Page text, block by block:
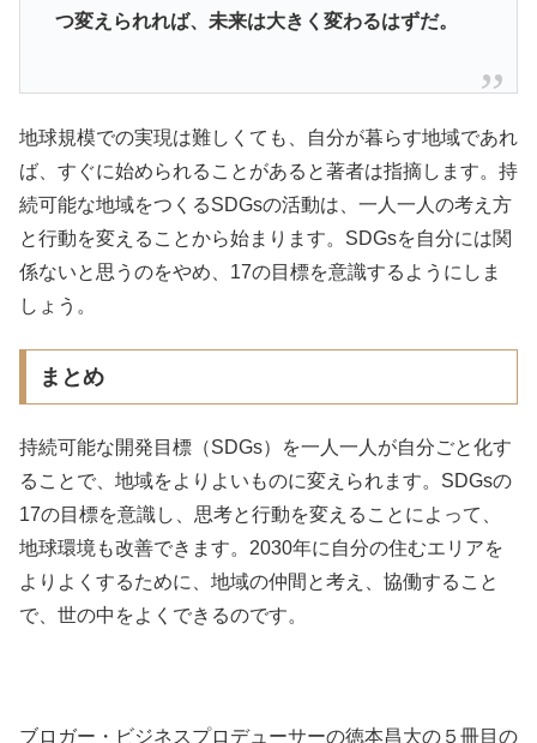
つ変えられれば、未来は大きく変わるはずだ。
地球規模での実現は難しくても、自分が暮らす地域であれ
ば、すぐに始められることがあると著者は指摘します。持
続可能な地域をつくるSDGsの活動は、一人一人の考え方
と行動を変えることから始まります。SDGsを自分には関
係ないと思うのをやめ、17の目標を意識するようにしま
しょう。
まとめ
持続可能な開発目標（SDGs）を一人一人が自分ごと化す
ることで、地域をよりよいものに変えられます。SDGsの
17の目標を意識し、思考と行動を変えることによって、
地球環境も改善できます。2030年に自分の住むエリアを
よりよくするために、地域の仲間と考え、協働すること
で、世の中をよくできるのです。
ブロガー・ビジネスプロデューサーの徳本昌大の５冊目の